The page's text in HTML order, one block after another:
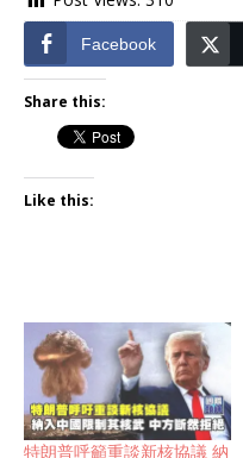
Facebook
Share this:
Like this:
特朗普呼籲重談新核協議 納